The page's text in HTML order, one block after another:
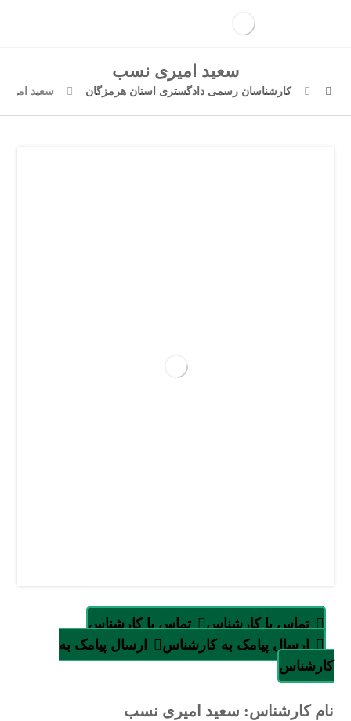
سعید امیری نسب
کارشناسان رسمی دادگستری استان هرمزگان سعید
تماس با کارشناس
تماس با کارشناس
ارسال پیامک به کارشناس
ارسال پیامک به
کارشناس
نام کارشناس: سعید امیری نسب